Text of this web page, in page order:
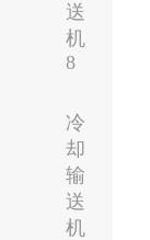
送
机
8
冷
却
输
送
机